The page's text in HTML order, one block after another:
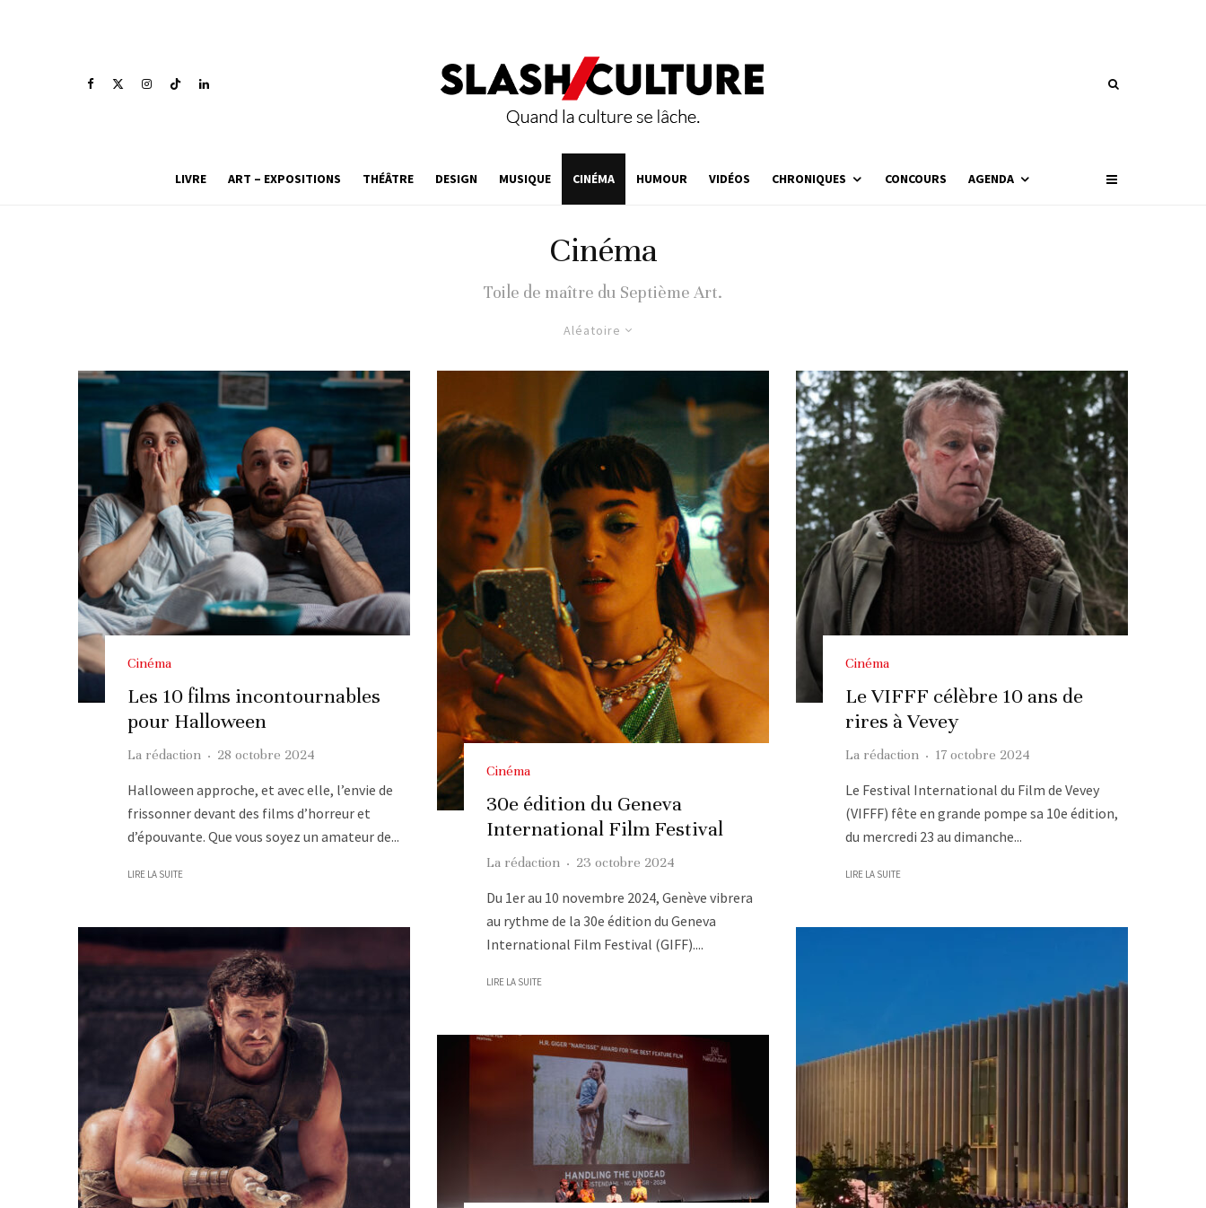
LIVRE ART – EXPOSITIONS THÉÂTRE DESIGN MUSIQUE CINÉMA HUMOUR VIDÉOS CHRONIQUES CONCOURS AGENDA
Cinéma
Toile de maître du Septième Art.
Aléatoire
Cinéma
Les 10 films incontournables
pour Halloween
La rédaction · 28 octobre 2024
Halloween approche, et avec elle, l’envie de
frissonner devant des films d’horreur et
d’épouvante. Que vous soyez un amateur de...
LIRE LA SUITE
Cinéma
30e édition du Geneva
International Film Festival
La rédaction · 23 octobre 2024
Du 1er au 10 novembre 2024, Genève vibrera
au rythme de la 30e édition du Geneva
International Film Festival (GIFF)....
LIRE LA SUITE
Cinéma
Le VIFFF célèbre 10 ans de
rires à Vevey
La rédaction · 17 octobre 2024
Le Festival International du Film de Vevey
(VIFFF) fête en grande pompe sa 10e édition,
du mercredi 23 au dimanche...
LIRE LA SUITE